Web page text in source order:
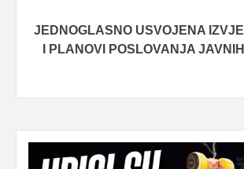
JEDNOGLASNO USVOJENA
I PLANOVI POSLOVANJA